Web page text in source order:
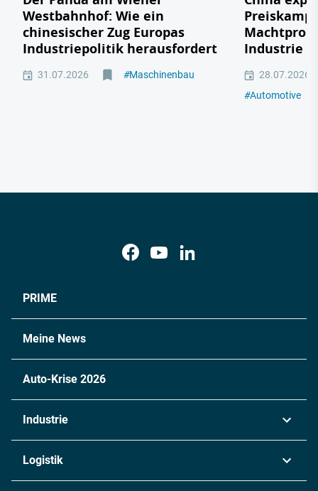
Westbahnhof: Wie ein
chinesischer Zug Europas
Industriepolitik herausfordert
31.07.2026 #Maschinenbau
Industrie
28.07.2026
#Automotive
PRIME
Meine News
Auto-Krise 2026
Industrie
Logistik